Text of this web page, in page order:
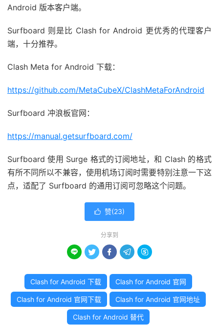
Android 版本客户端。
Surfboard 则是比 Clash for Android 更优秀的代理客户
端，十分推荐。
Clash Meta for Android 下载：
https://github.com/MetaCubeX/ClashMetaForAndroid
Surfboard 冲浪板官网：
https://manual.getsurfboard.com/
Surfboard 使用 Surge 格式的订阅地址，和 Clash 的格式
有所不同所以不兼容，使用机场订阅时需要特别注意一下这
点，适配了 Surfboard 的通用订阅可忽略这个问题。
 赞(23)
分享到
    
Clash for Android 下载 Clash for Android 官网
Clash for Android 官网下载 Clash for Android 官网地址
Clash for Android 替代